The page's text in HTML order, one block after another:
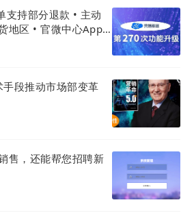
地区 • 官微中心App
段推动市场部变革
售，还能帮您招聘新